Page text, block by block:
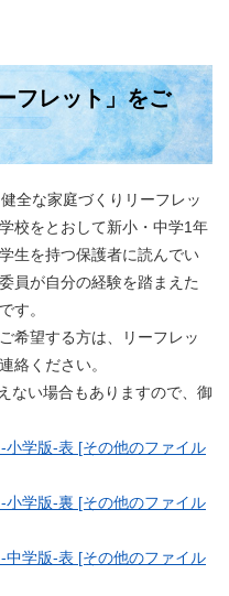
フレット」をご
全な家庭づくりリーフレッ
校をとおして新小・中学1年
生を持つ保護者に読んでい
員が自分の経験を踏まえた
す。
希望する方は、リーフレッ
絡ください。
い場合もありますので、御
学版-表 [その他のファイル
学版-裏 [その他のファイル
学版-表 [その他のファイル